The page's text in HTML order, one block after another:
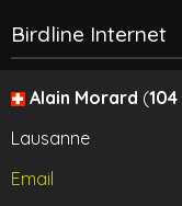
Birdline Internet
Alain Morard (104
Lausanne
Email